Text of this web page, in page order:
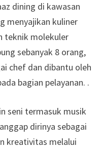
dining di kawasan
menyajikan kuliner
teknik molekuler
sebanyak 8 orang,
chef dan dibantu oleh
bagian pelayanan. .
seni termasuk musik
dirinya sebagai
kreativitas melalui